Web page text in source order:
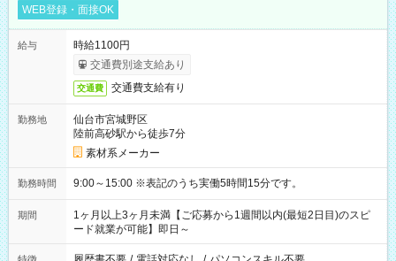
WEB登録・面接OK
給与
時給1100円
交通費別途支給あり
交通費 交通費支給有り
勤務地
仙台市宮城野区
陸前高砂駅から徒歩7分
素材系メーカー
勤務時間 9:00～15:00 ※表記のうち実働5時間15分です。
期間
1ヶ月以上3ヶ月未満【ご応募から1週間以内(最短2日目)のスピ
ード就業が可能】即日～